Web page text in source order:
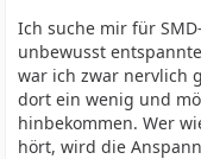
Ich suche mir für
unbewusst
war ich zwar nervlich
dort ein wenig und
hinbekommen. Wer
hört, wird die